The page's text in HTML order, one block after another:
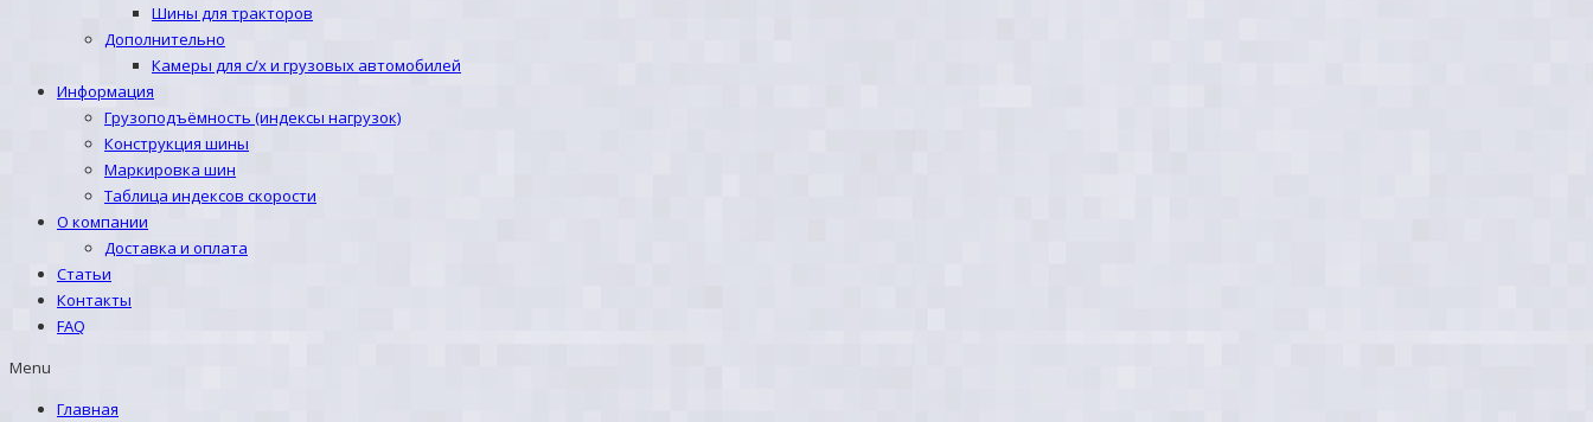
Шины для тракторов
Дополнительно
Камеры для с/х и грузовых автомобилей
Информация
Грузоподъёмность (индексы нагрузок)
Конструкция шины
Маркировка шин
Таблица индексов скорости
О компании
Доставка и оплата
Статьи
Контакты
FAQ
Menu
Главная